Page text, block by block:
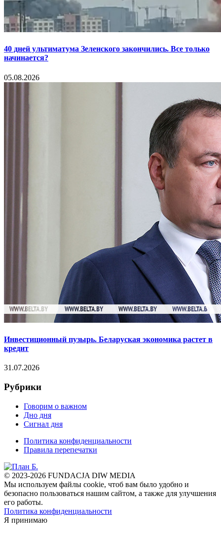
40 дней ультиматума Зеленского закончились. Все только
начинается?
05.08.2026
Инвестиционный пузырь. Беларуская экономика растет в
кредит
31.07.2026
Рубрики
Говорим о важном
Дно дня
Сигнал дня
Политика конфиденциальности
Правила перепечатки
© 2023-2026 FUNDACJA DIW MEDIA
Мы используем файлы cookie, чтоб вам было удобно и
безопасно пользоваться нашим сайтом, а также для улучшения
его работы.
Политика конфиденциальности
Я принимаю